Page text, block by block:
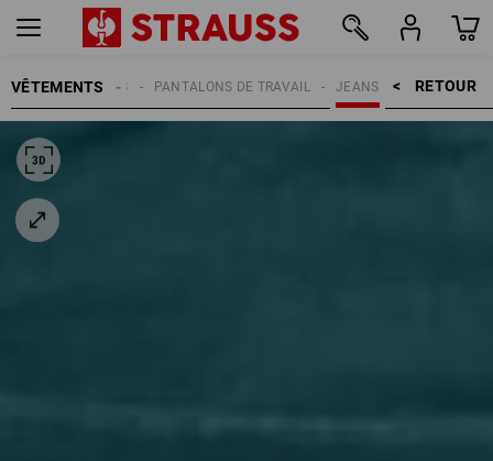
VÊTEMENTS RETOUR    >
JEANS
PANTALONS DE TRAVAIL
FEMMES